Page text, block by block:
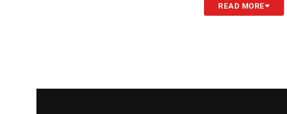
infoltire il reparto di mezzo per affrontare
LA PLAYLIST DELLE NOSTRE TOP NEWS
READ MORE